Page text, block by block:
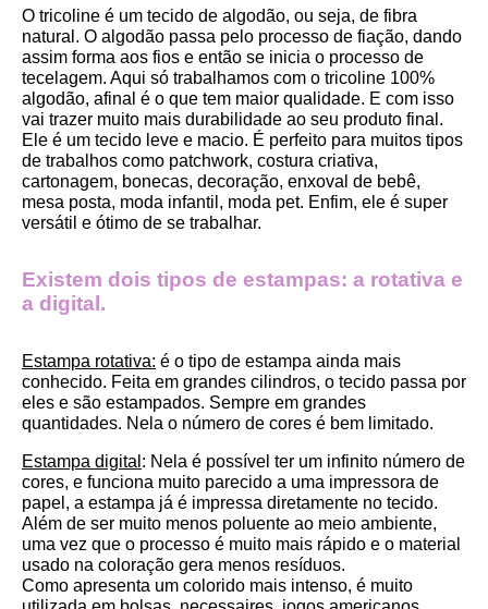
O tricoline é um tecido de algodão, ou seja, de fibra
natural. O algodão passa pelo processo de fiação, dando
assim forma aos fios e então se inicia o processo de
tecelagem. Aqui só trabalhamos com o tricoline 100%
algodão, afinal é o que tem maior qualidade. E com isso
vai trazer muito mais durabilidade ao seu produto final.
Ele é um tecido leve e macio. É perfeito para muitos tipos
de trabalhos como patchwork, costura criativa,
cartonagem, bonecas, decoração, enxoval de bebê,
mesa posta, moda infantil, moda pet. Enfim, ele é super
versátil e ótimo de se trabalhar.
Existem dois tipos de estampas: a rotativa e
a digital.
Estampa rotativa: é o tipo de estampa ainda mais
conhecido. Feita em grandes cilindros, o tecido passa por
eles e são estampados. Sempre em grandes
quantidades. Nela o número de cores é bem limitado.
Estampa digital : Nela é possível ter um infinito número de
cores, e funciona muito parecido a uma impressora de
papel, a estampa já é impressa diretamente no tecido.
Além de ser muito menos poluente ao meio ambiente,
uma vez que o processo é muito mais rápido e o material
usado na coloração gera menos resíduos.
Como apresenta um colorido mais intenso, é muito